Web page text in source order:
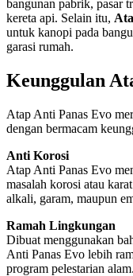
bangunan pabrik, pasar
kereta api. Selain itu,
untuk kanopi pada
garasi rumah.
Keunggulan
Atap Anti Panas Evo
dengan bermacam
Anti Korosi
Atap Anti Panas Evo
masalah korosi atau
alkali, garam, maupun
Ramah Lingkungan
Dibuat menggunakan
Anti Panas Evo lebih
program pelestarian alam.